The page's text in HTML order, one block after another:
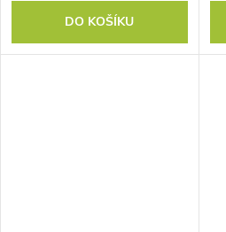
DO KOŠÍKU